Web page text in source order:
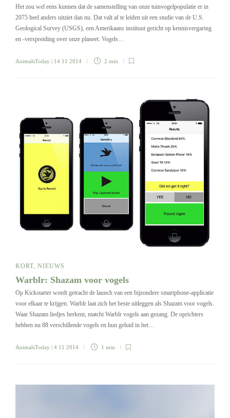
Het zou wel eens kunnen dat de samenstelling van onze tuinvogelpopulatie er in
2075 heel anders uitziet dan nu. Dat valt af te leiden uit een studie van de U.S.
Geological Survey (USGS), een Amerikaans instituut gericht op kennisvergaring
en -verspreiding over onze planeet. Vogels…
AnimalsToday | 14 11 2014 2 min
KORT, NIEUWS
Warblr: Shazam voor vogels
Op Kickstarter wordt getracht de launch van een bijzondere smartphone-applicatie
voor elkaar te krijgen. Warblr laat zich het beste uitleggen als Shazam voor vogels.
Waar Shazam liedjes herkent, matcht Warblr vogels aan gezang. De oprichters
hebben nu 88 verschillende vogels en hun geluid in het…
AnimalsToday | 4 11 2014 1 min